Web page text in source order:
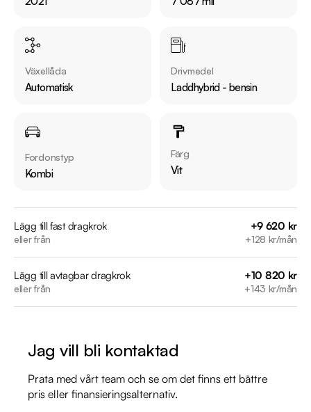
Adress: Prästkragens väg 3, 132 45, Nacka
Därför ska du välja Riddermark Bil:
* Erbjuder hemleverans i hela Sverige
* Våra bilar är testade på över 100 punkter
* Kvalitetssäkrade bilar
Utrustning inkluderar:
  • AMG Line
  • Panoramatak
  • Widescreen / Cockpit
  • Bränslevärmare
  • Midline ljudsystem
Jämför denna bil med någon av våra andra Mercedes-Benz
CLA i lager. Se våra bilar på
Växellåda
Automatisk
Drivmedel
Laddhybrid - bensin
Fordonstyp
Kombi
Färg
Vit
Lägg till fast dragkrok
eller från
+9 620 kr
+128 kr/mån
Lägg till avtagbar dragkrok
eller från
+10 820 kr
+143 kr/mån
Jag vill bli kontaktad
Prata med vårt team och se om det finns ett bättre
pris eller finansieringsalternativ.